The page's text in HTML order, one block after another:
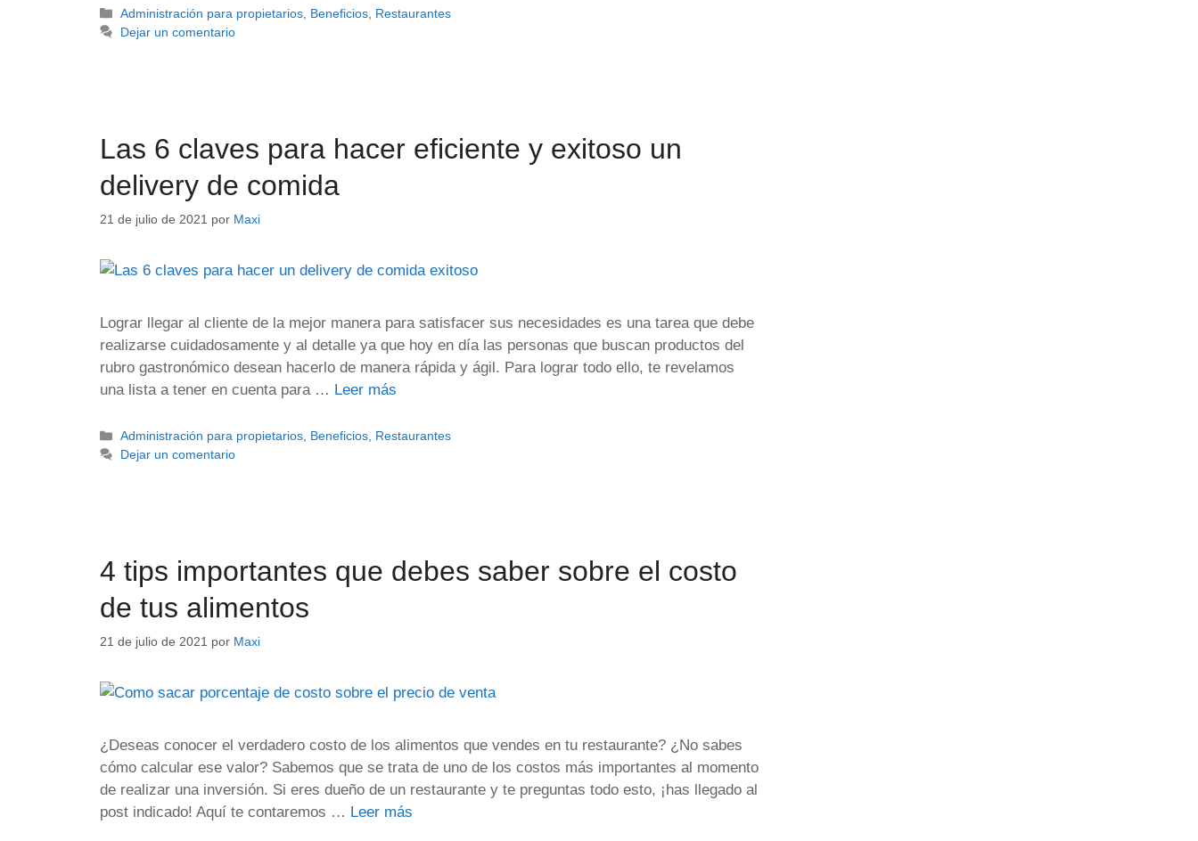
Administración para propietarios Beneficios Restaurantes
Dejar un comentario
Las 6 claves para hacer eficiente y exitoso un
delivery de comida
21 de julio de 2021 por Maxi
Lograr llegar al cliente de la mejor manera para satisfacer sus necesidades es una tarea que debe
realizarse cuidadosamente y al detalle ya que hoy en día las personas que buscan productos del
rubro gastronómico desean hacerlo de manera rápida y ágil. Para lograr todo ello, te revelamos
una lista a tener en cuenta para … Leer más
Administración para propietarios, Beneficios, Restaurantes
Dejar un comentario
4 tips importantes que debes saber sobre el costo
de tus alimentos
21 de julio de 2021 por Maxi
¿Deseas conocer el verdadero costo de los alimentos que vendes en tu restaurante? ¿No sabes
cómo calcular ese valor? Sabemos que se trata de uno de los costos más importantes al momento
de realizar una inversión. Si eres dueño de un restaurante y te preguntas todo esto, ¡has llegado al
post indicado! Aquí te contaremos … Leer más